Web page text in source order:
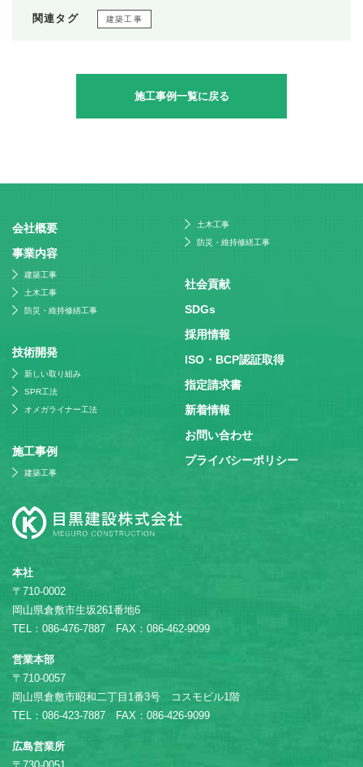
関連タグ 建築工事
施工事例一覧に戻る
本社
〒710-0002
岡山県倉敷市生坂261番地6
TEL：086-476-7887 FAX：086-462-9099
営業本部
〒710-0057
岡山県倉敷市昭和二丁目1番3号 コスモビル1階
TEL：086-423-7887 FAX：086-426-9099
広島営業所
会社概要
事業内容
建築工事
土木工事
防災・維持修繕工事
技術開発
新しい取り組み
SPR工法
オメガライナー工法
施⼯事例
建築工事
土木工事
防災・維持修繕工事
社会貢献
SDGs
採⽤情報
ISO・BCP認証取得
指定請求書
新着情報
お問い合わせ
プライバシーポリシー